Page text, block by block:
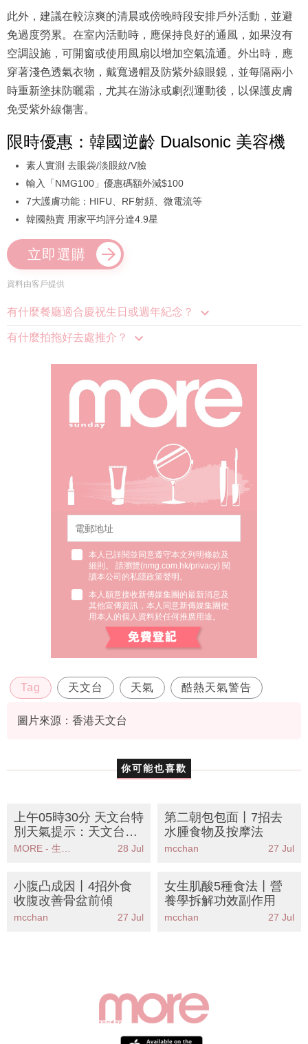
此外，建議在較涼爽的清晨或傍晚時段安排戶外活動，並避
免過度勞累。在室內活動時，應保持良好的通風，如果沒有
空調設施，可開窗或使用風扇以增加空氣流通。外出時，應
穿著淺色透氣衣物，戴寬邊帽及防紫外線眼鏡，並每隔兩小
時重新塗抹防曬霜，尤其在游泳或劇烈運動後，以保護皮膚
免受紫外線傷害。
限時優惠：韓國逆齡 Dualsonic 美容機
素人實測 去眼袋/淡眼紋/V臉
輸入「NMG100」優惠碼額外減$100
7大護膚功能：HIFU、RF射頻、微電流等
韓國熱賣 用家平均評分達4.9星
立即選購
資料由客戶提供
有什麼餐廳適合慶祝生日或週年紀念？
有什麼拍拖好去處推介？
本人已詳閱並同意遵守本文列明條款及
細則。 請瀏覽(nmg.com.hk/privacy) 閱
讀本公司的私隱政策聲明。
本人願意接收新傳媒集團的最新消息及
其他宣傳資訊，本人同意新傳媒集團使
用本人的個人資料於任何推廣用途。
Tag 天文台 天氣 酷熱天氣警告
圖片來源：香港天文台
你可能也喜歡
上午05時30分 天文台特
別天氣提示：天文台提
醒珠江口雨區逐漸靠近
MORE - 生活品味 28 Jul
第二朝包包面丨7招去
水腫食物及按摩法
mcchan 27 Jul
小腹凸成因丨4招外食
收腹改善骨盆前傾
mcchan 27 Jul
女生肌酸5種食法丨營
養學拆解功效副作用
mcchan 27 Jul